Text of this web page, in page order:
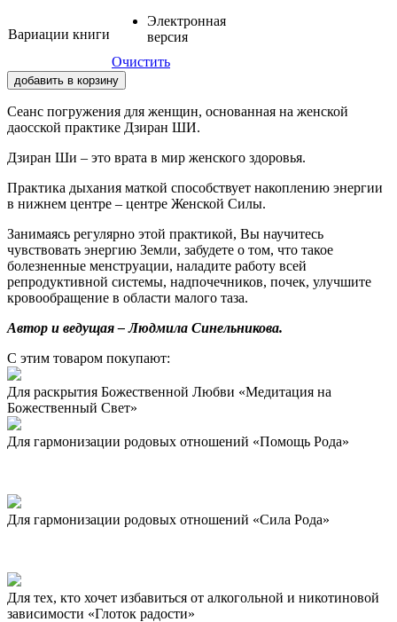
Вариации книги
Электронная
версия
Очистить
добавить в корзину
Сеанс погружения для женщин, основанная на женской
даосской практике Дзиран ШИ.
Дзиран Ши – это врата в мир женского здоровья.
Практика дыхания маткой способствует накоплению энергии
в нижнем центре – центре Женской Силы.
Занимаясь регулярно этой практикой, Вы научитесь
чувствовать энергию Земли, забудете о том, что такое
болезненные менструации, наладите работу всей
репродуктивной системы, надпочечников, почек, улучшите
кровообращение в области малого таза.
Автор и ведущая – Людмила Синельникова.
С этим товаром покупают:
Для раскрытия Божественной Любви «Медитация на
Божественный Свет»
Для гармонизации родовых отношений «Помощь Рода»
Для гармонизации родовых отношений «Сила Рода»
Для тех, кто хочет избавиться от алкогольной и никотиновой
зависимости «Глоток радости»